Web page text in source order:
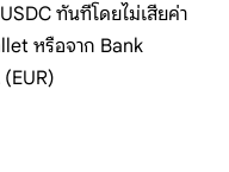
ทันทีโดยไม่เสียค่า
หรือจาก Bank